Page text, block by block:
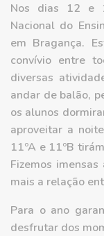
Nos dias 12 e
Nacional do
em Bragança.
convívio entre
diversas
andar de balão,
os alunos
aproveitar a
11ºA e 11ºB
Fizemos
mais a relação
Para o ano
desfrutar dos